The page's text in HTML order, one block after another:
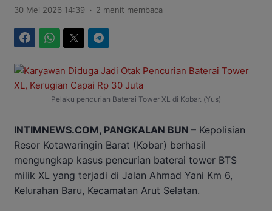
30 Mei 2026 14:39 . 2 menit membaca
Pelaku pencurian Baterai Tower XL di Kobar. (Yus)
INTIMNEWS.COM, PANGKALAN BUN – Kepolisian
Resor Kotawaringin Barat (Kobar) berhasil
mengungkap kasus pencurian baterai tower BTS
milik XL yang terjadi di Jalan Ahmad Yani Km 6,
Kelurahan Baru, Kecamatan Arut Selatan.